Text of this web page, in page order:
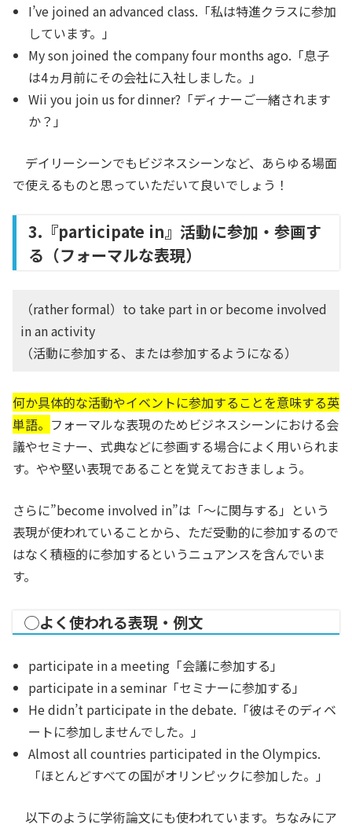
I’ve joined an advanced class.「私は特進クラスに参加
しています。」
My son joined the company four months ago.「息子
は4ヵ月前にその会社に入社しました。」
Wii you join us for dinner?「ディナーご一緒されます
か？」
デイリーシーンでもビジネスシーンなど、あらゆる場面
で使えるものと思っていただいて良いでしょう！
3.『participate in』活動に参加・参画す
る（フォーマルな表現）
（rather formal）to take part in or become involved
in an activity
（活動に参加する、または参加するようになる）
何か具体的な活動やイベントに参加することを意味する英
単語。 フォーマルな表現のためビジネスシーンにおける会
議やセミナー、式典などに参画する場合によく用いられま
す。やや堅い表現であることを覚えておきましょう。
さらに”become involved in”は「～に関与する」という
表現が使われていることから、ただ受動的に参加するので
はなく積極的に参加する というニュアンスを含んでいま
す。
◯よく使われる表現・例文
participate in a meeting「会議に参加する」
participate in a seminar「セミナーに参加する」
He didn’t participate in the debate.「彼はそのディベ
ートに参加しませんでした。」
Almost all countries participated in the Olympics.
「ほとんどすべての国がオリンピックに参加した。」
以下のように学術論文にも使われています。ちなみにア